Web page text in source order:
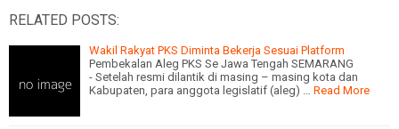
RELATED POSTS:
Wakil Rakyat PKS Diminta Bekerja Sesuai Platform
Pembekalan Aleg PKS Se Jawa Tengah SEMARANG
- Setelah resmi dilantik di masing – masing kota dan
Kabupaten, para anggota legislatif (aleg) … Read More